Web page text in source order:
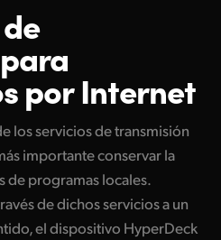
de
para
por Internet
los servicios de transmisión
importante conservar la
de programas locales.
de dichos servicios a un
el dispositivo HyperDeck